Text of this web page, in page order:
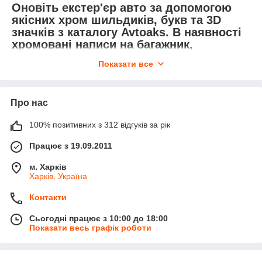
Оновіть екстер'єр авто за допомогою
якісних хром шильдиків, букв та 3D
значків з каталогу Avtoaks. В наявності
хромовані написи на багажник,
елементи та окремі літери для
матеріали стійкі до автомийок.
Замовляйте надійні 3D значки та букви
на кузов з доставкою по Україні.
Показати все
Про нас
100% позитивних з 312 відгуків за рік
Працює з 19.09.2011
м. Харків
Харків, Україна
Контакти
Сьогодні працює з 10:00 до 18:00
Показати весь графік роботи